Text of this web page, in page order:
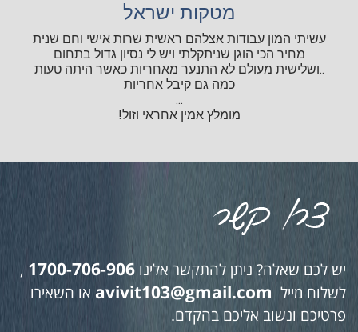
מטקות ישראל
עשיתי המון עבודות אצלהם ראשית שרות אישי וחם שנית
מחיר הכי הוגן שניתקלתי ויש לי נסיון גדול בתחום
..ושלישית מעולם לא התנער מאחריות כאשר היתה טעות
כמה גם קיבל אחריות
...
מומלץ אמין אחראי וזול!
יש לכם שאלה? ניתן להתקשר אלינו 1700-706-906
,
לשלוח מייל avivit103@gmail.com או השאירו
פרטיכם ונשוב אליכם בהקדם.